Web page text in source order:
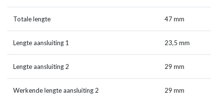
Totale lengte 47 mm
Lengte aansluiting 1 23,5 mm
Lengte aansluiting 2 29 mm
Werkende lengte aansluiting 2 29 mm